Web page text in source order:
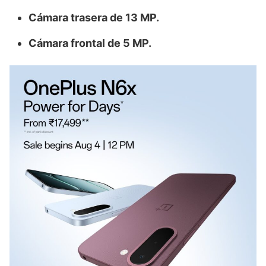
Cámara trasera de 13 MP.
Cámara frontal de 5 MP.